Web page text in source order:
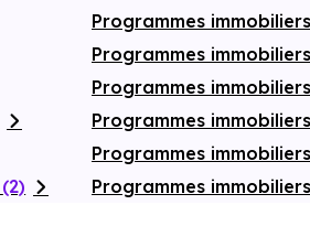
(2)
Programmes
Programmes
Programmes
Programmes
Programmes
Programmes